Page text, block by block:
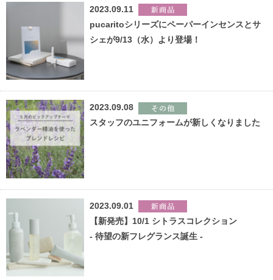
2023.09.11
pucaritoシリーズにペーパーインセンスとサ
シェが9/13（水）より登場！
2023.09.08
スタッフのユニフォームが新しくなりました
2023.09.01
【新発売】10/1 シトラスコレクション
- 待望の新フレグランス誕生 -